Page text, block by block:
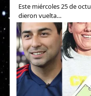
Este miércoles 25 de
dieron vuelta…